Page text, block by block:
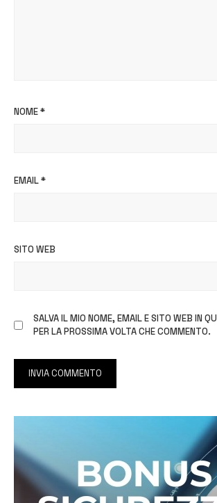
NOME*
EMAIL*
SITO WEB
SALVA IL MIO NOME, EMAIL E SITO WEB IN
PER LA PROSSIMA VOLTA CHE COMMENTO.